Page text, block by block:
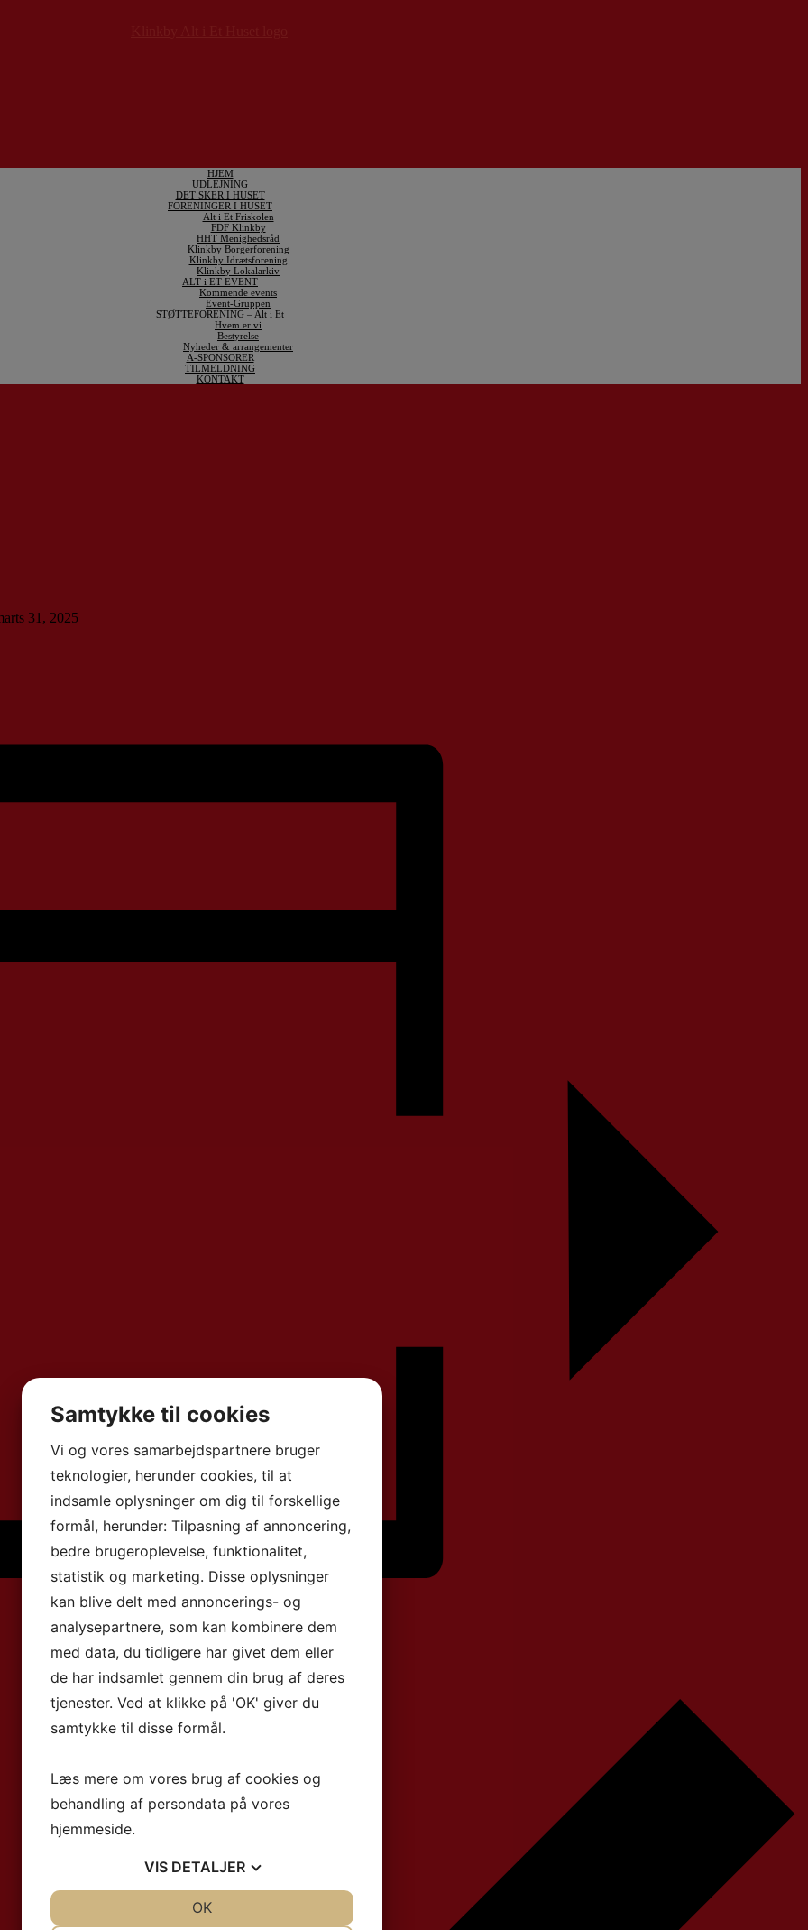
HJEM
UDLEJNING
DET SKER I HUSET
FORENINGER I HUSET
Alt i Et Friskolen
FDF Klinkby
HHT Menighedsråd
Klinkby Borgerforening
Klinkby Idrætsforening
Klinkby Lokalarkiv
ALT i ET EVENT
Kommende events
Event-Gruppen
STØTTEFORENING – Alt i Et
Hvem er vi
Bestyrelse
Nyheder & arrangementer
A-SPONSORER
TILMELDNING
KONTAKT
31, 2025
Samtykke til cookies
Vi og vores samarbejdspartnere bruger
teknologier, herunder cookies, til at
indsamle oplysninger om dig til forskellige
formål, herunder: Tilpasning af annoncering,
bedre brugeroplevelse, funktionalitet,
statistik og marketing. Disse oplysninger
kan blive delt med annoncerings- og
analysepartnere, som kan kombinere dem
med data, du tidligere har givet dem eller
de har indsamlet gennem din brug af deres
tjenester. Ved at klikke på 'OK' giver du
samtykke til disse formål.
Læs mere om vores brug af cookies og
behandling af persondata på vores
hjemmeside.
VIS DETALJER
OK